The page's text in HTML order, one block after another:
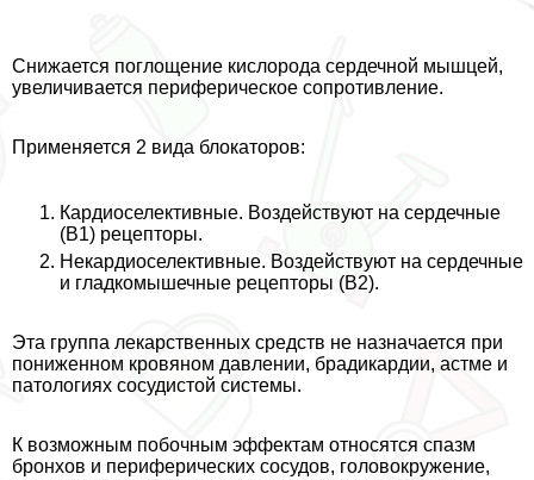
Снижается поглощение кислорода сердечной мышцей,
увеличивается периферическое сопротивление.
Применяется 2 вида блокаторов:
Кардиоселективные. Воздействуют на сердечные
(B1) рецепторы.
Некардиоселективные. Воздействуют на сердечные
и гладкомышечные рецепторы (B2).
Эта группа лекарственных средств не назначается при
пониженном кровяном давлении, брадикардии, астме и
патологиях сосудистой системы.
К возможным побочным эффектам относятся спазм
бронхов и периферических сосудов, головокружение,